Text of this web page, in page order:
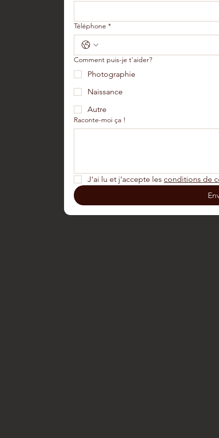
ier de
réserva
tion :
Téléphone *
Comment puis-je t'aider?
Photographie
Naissance
Autre
Raconte-moi ça !
J'ai lu et j'accepte les conditions de